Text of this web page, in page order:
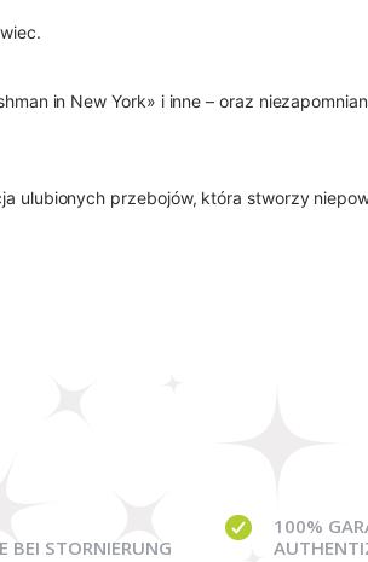
in New York» i inne – oraz
ulubionych przebojów, która stworzy
BEI STORNIERUNG
100%